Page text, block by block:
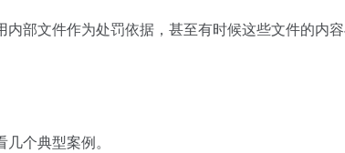
部文件作为处罚依据，甚至有时候这些文件的内
个典型案例。